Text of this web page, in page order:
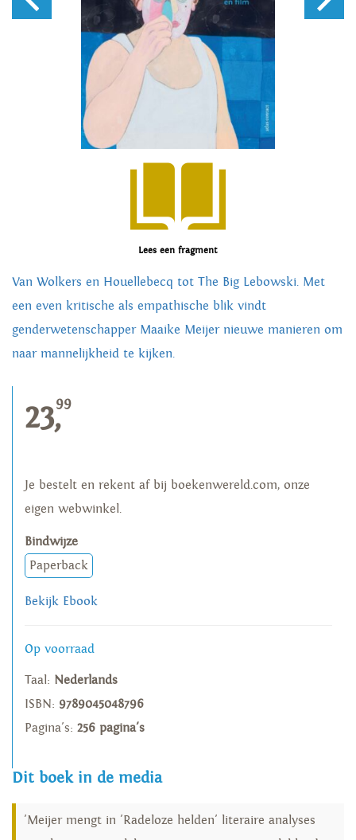
Lees een fragment
Van Wolkers en Houellebecq tot The Big Lebowski. Met
een even kritische als empathische blik vindt
genderwetenschapper Maaike Meijer nieuwe manieren om
naar mannelijkheid te kijken.
23,99
Je bestelt en rekent af bij boekenwereld.com, onze
eigen webwinkel.
Bindwijze
Paperback
Bekijk Ebook
Op voorraad
Taal: Nederlands
ISBN: 9789045048796
Pagina's: 256 pagina's
Dit boek in de media
'Meijer mengt in 'Radeloze helden' literaire analyses